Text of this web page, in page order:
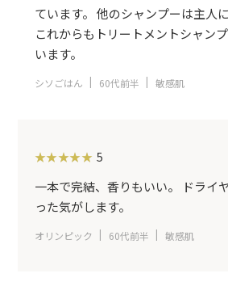
ています。 他のシャンプーは主
これからもトリートメントシャン
います。
シソごはん 60代前半 敏感肌
5
一本で完結、香りもいい。 ドライ
った気がします。
オリンピック 60代前半 敏感肌